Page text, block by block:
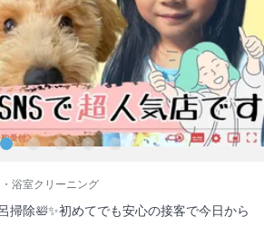
・浴室クリーニング
掃除🛀✨初めてでも安心の接客で今日から